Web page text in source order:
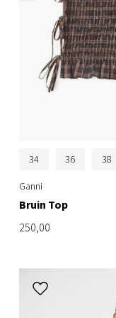
34 36 38
Ganni
Bruin Top
250,00